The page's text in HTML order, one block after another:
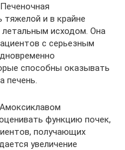
и в крайне
летальным исходом. Она
с серьезным
способны оказывать
печень.
функцию почек,
получающих
увеличение